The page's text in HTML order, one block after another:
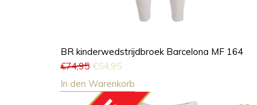
BR kinderwedstrijdbroek Barcelona MF 164
€74,95 €54,95
In den Warenkorb